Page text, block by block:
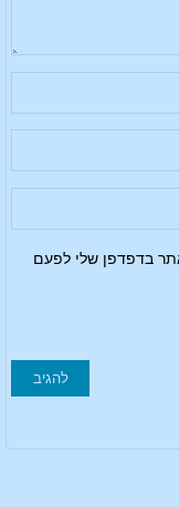
בדפדפן שלי לפעם